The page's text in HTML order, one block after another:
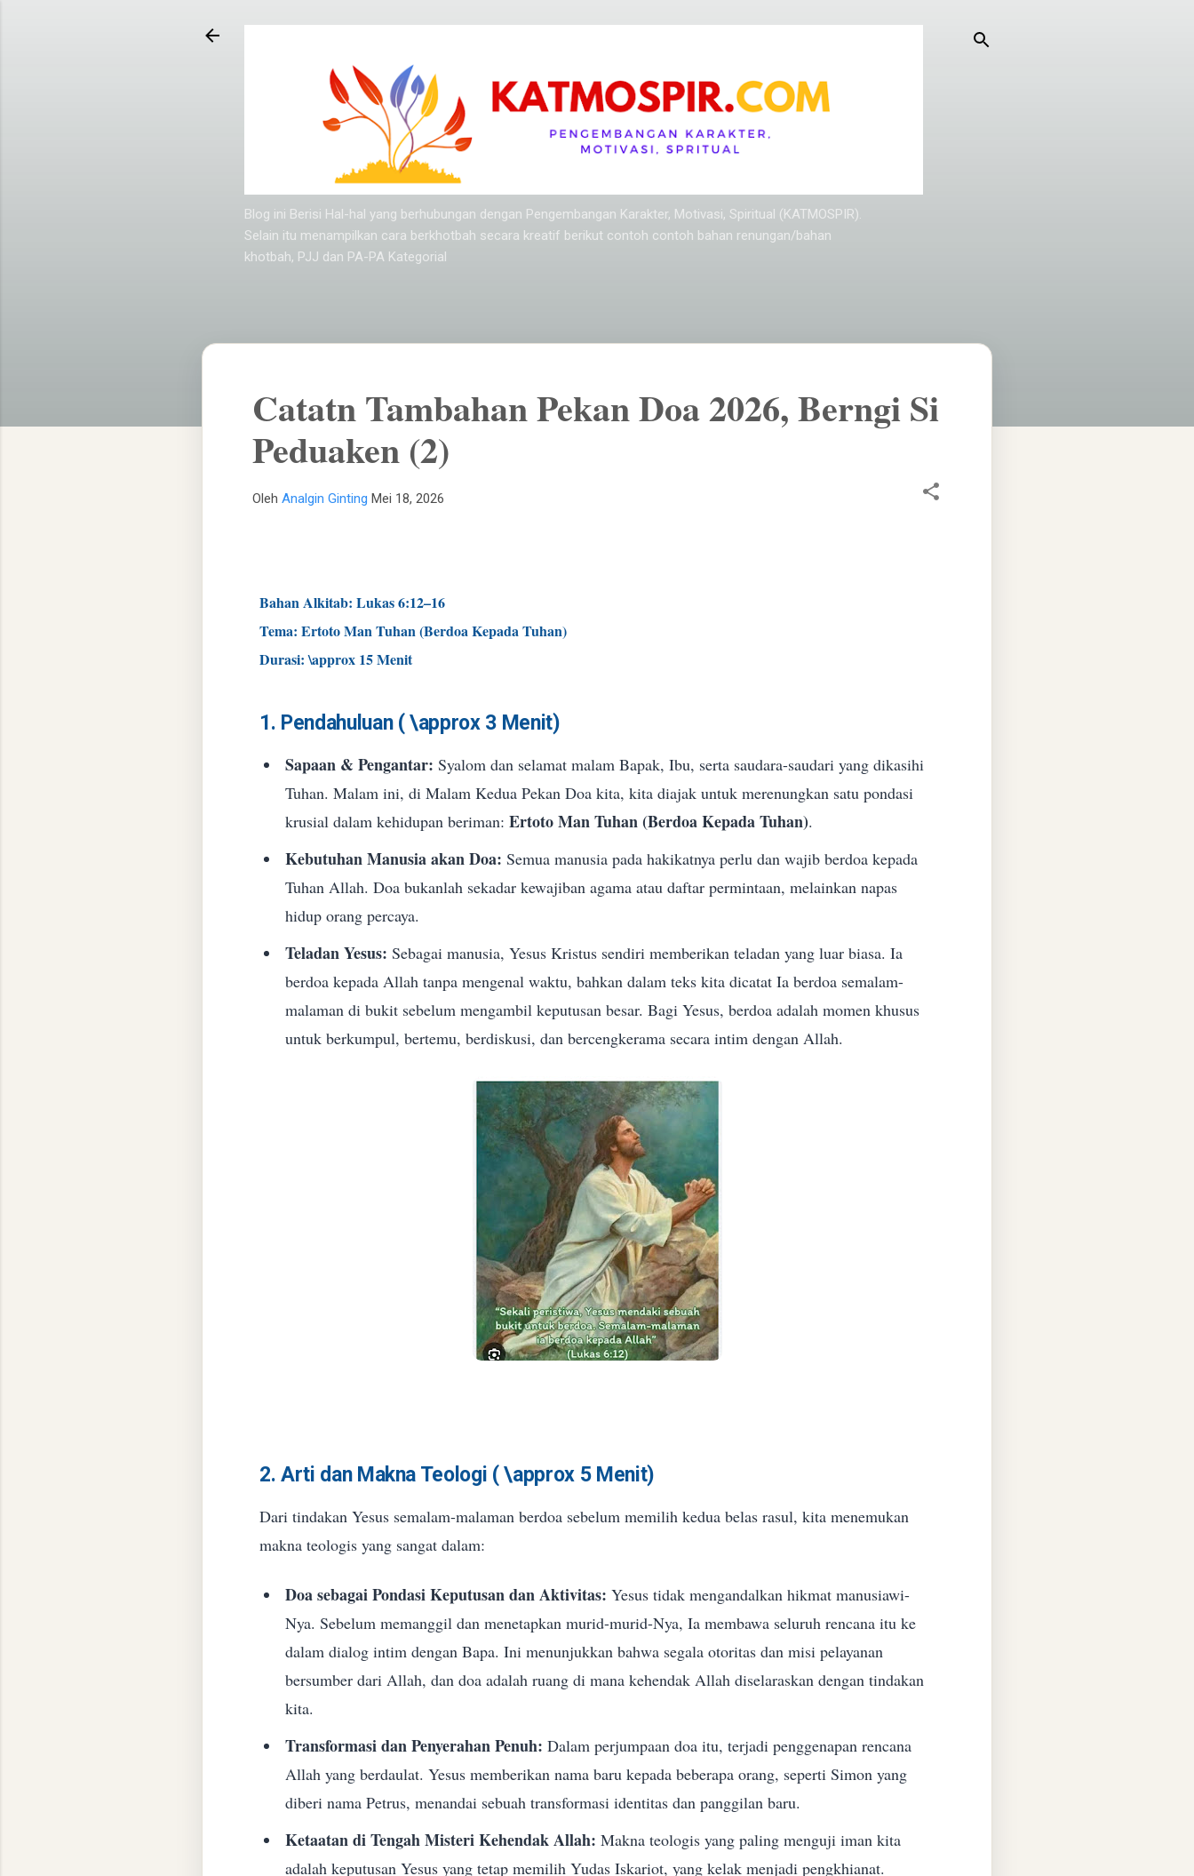
Langsung ke konten utama
Blog ini Berisi Hal-hal yang berhubungan dengan Pengembangan Karakter, Motivasi, Spiritual (KATMOSPIR).
Selain itu menampilkan cara berkhotbah secara kreatif berikut contoh contoh bahan renungan/bahan
khotbah, PJJ dan PA-PA Kategorial
Catatn Tambahan Pekan Doa 2026, Berngi Si
Peduaken (2)
Oleh Analgin Ginting Mei 18, 2026
Bahan Alkitab: Lukas 6:12–16
Tema: Ertoto Man Tuhan (Berdoa Kepada Tuhan)
Durasi:\approx 15 Menit
1. Pendahuluan (\approx3 Menit)
Sapaan & Pengantar: Syalom dan selamat malam Bapak, Ibu, serta saudara-saudari yang dikasihi
Tuhan. Malam ini, di Malam Kedua Pekan Doa kita, kita diajak untuk merenungkan satu pondasi
krusial dalam kehidupan beriman: Ertoto Man Tuhan (Berdoa Kepada Tuhan).
Kebutuhan Manusia akan Doa: Semua manusia pada hakikatnya perlu dan wajib berdoa kepada
Tuhan Allah. Doa bukanlah sekadar kewajiban agama atau daftar permintaan, melainkan napas
hidup orang percaya.
Teladan Yesus: Sebagai manusia, Yesus Kristus sendiri memberikan teladan yang luar biasa. Ia
berdoa kepada Allah tanpa mengenal waktu, bahkan dalam teks kita dicatat Ia berdoa semalam-
malaman di bukit sebelum mengambil keputusan besar. Bagi Yesus, berdoa adalah momen khusus
untuk berkumpul, bertemu, berdiskusi, dan bercengkerama secara intim dengan Allah.
2. Arti dan Makna Teologi (\approx5 Menit)
​Dari tindakan Yesus semalam-malaman berdoa sebelum memilih kedua belas rasul, kita menemukan
makna teologis yang sangat dalam:
Doa sebagai Pondasi Keputusan dan Aktivitas: Yesus tidak mengandalkan hikmat manusiawi-
Nya. Sebelum memanggil dan menetapkan murid-murid-Nya, Ia membawa seluruh rencana itu ke
dalam dialog intim dengan Bapa. Ini menunjukkan bahwa segala otoritas dan misi pelayanan
bersumber dari Allah, dan doa adalah ruang di mana kehendak Allah diselaraskan dengan tindakan
kita.
Transformasi dan Penyerahan Penuh: Dalam perjumpaan doa itu, terjadi penggenapan rencana
Allah yang berdaulat. Yesus memberikan nama baru kepada beberapa orang, seperti Simon yang
diberi nama Petrus, menandai sebuah transformasi identitas dan panggilan baru.
Ketaatan di Tengah Misteri Kehendak Allah: Makna teologis yang paling menguji iman kita
adalah keputusan Yesus yang tetap memilih Yudas Iskariot, yang kelak menjadi pengkhianat.